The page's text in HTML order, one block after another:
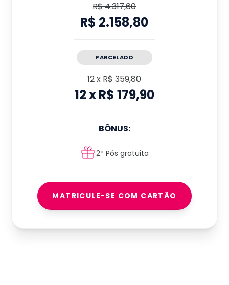
R$ 4.317,60
R$ 2.158,80
PARCELADO
12xR$ 359,80
12xR$ 179,90
BÔNUS:
2ª Pós gratuita
MATRICULE-SE COM CARTÃO